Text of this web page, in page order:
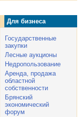
Для бизнеса
Государственные
закупки
Лесные аукционы
Недропользование
Аренда, продажа
областной
собственности
Брянский
экономический
форум